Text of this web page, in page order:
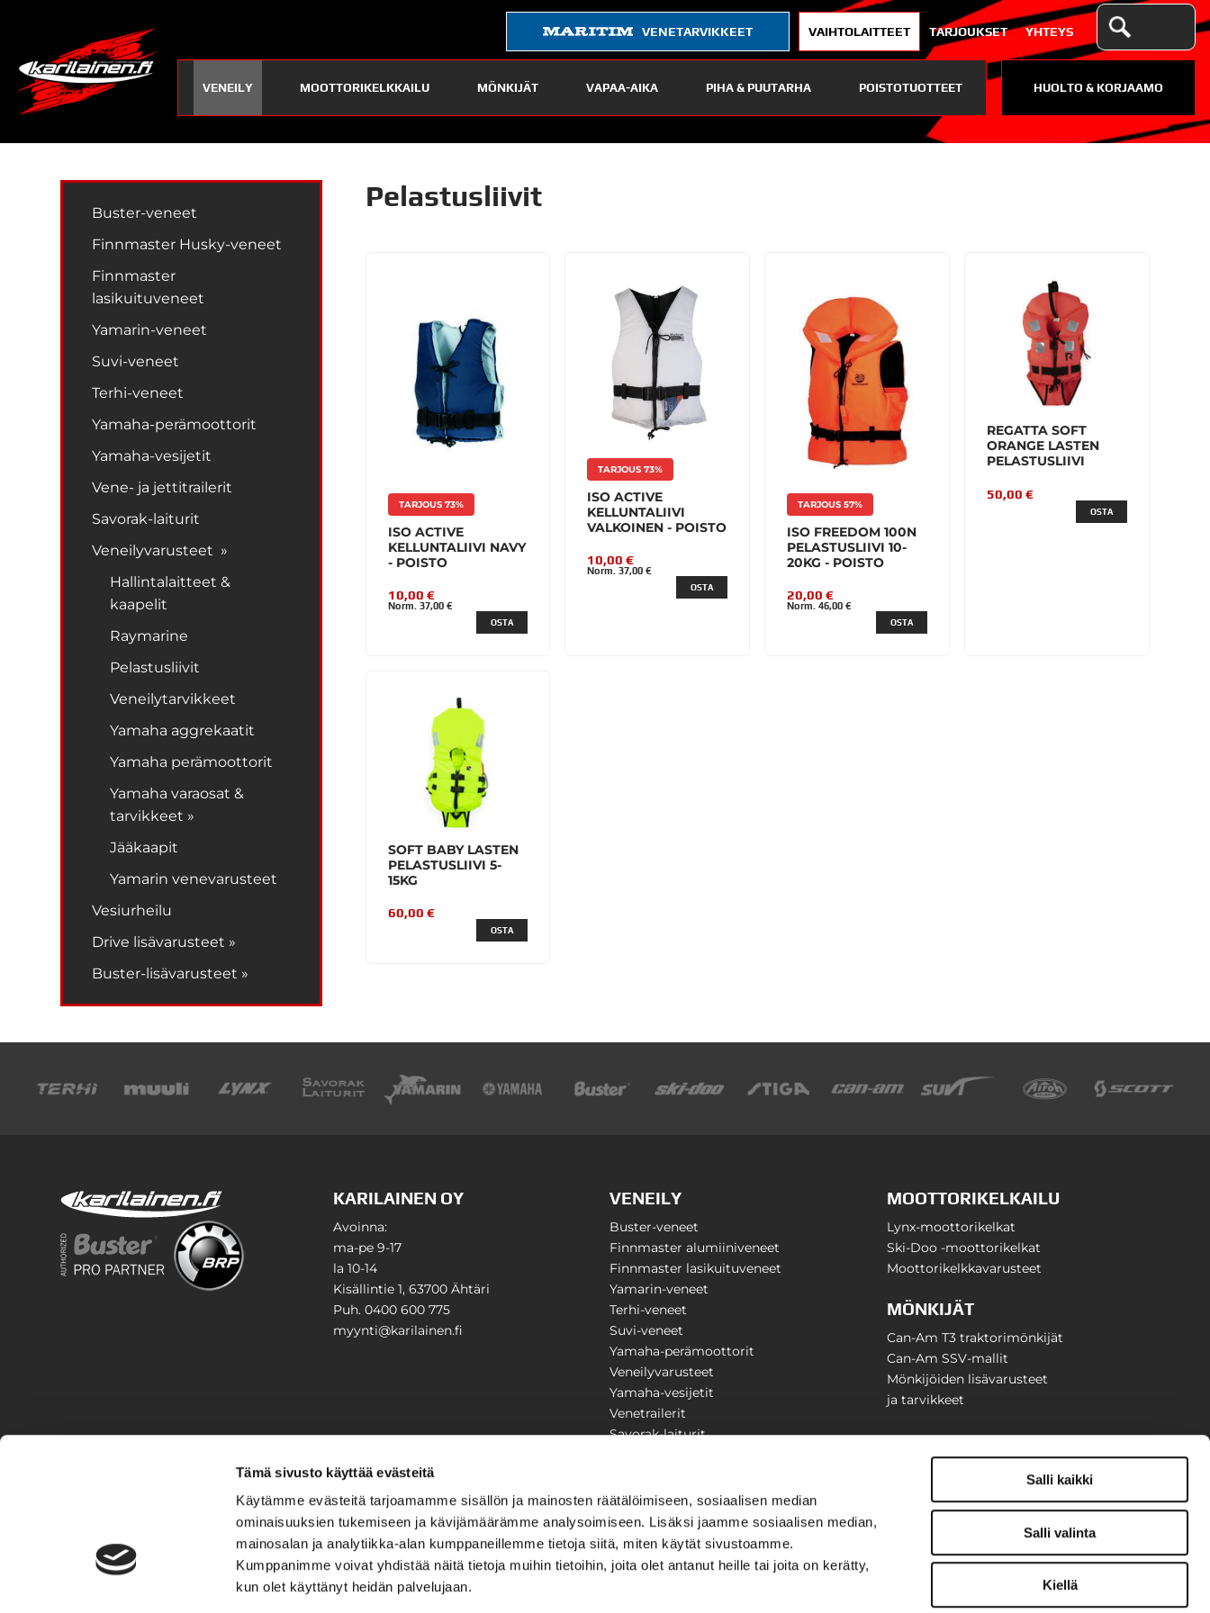
Tämä sivusto käyttää evästeitä
Käytämme evästeitä tarjoamamme sisällön ja mainosten räätälöimiseen, sosiaalisen median
ominaisuuksien tukemiseen ja kävijämäärämme analysoimiseen. Lisäksi jaamme sosiaalisen median,
mainosalan ja analytiikka-alan kumppaneillemme tietoja siitä, miten käytät sivustoamme.
Kumppanimme voivat yhdistää näitä tietoja muihin tietoihin, joita olet antanut heille tai joita on kerätty,
kun olet käyttänyt heidän palvelujaan.
Salli kaikki
Salli valinta
Kiellä
VENETARVIKKEET VAIHTOLAITTEET TARJOUKSET YHTEYS
VENEILY MOOTTORIKELKKAILU MÖNKIJÄT VAPAA-AIKA PIHA & PUUTARHA POISTOTUOTTEET HUOLTO & KORJAAMO
Buster-veneet
Finnmaster Husky-veneet
Finnmaster
lasikuituveneet
Yamarin-veneet
Suvi-veneet
Terhi-veneet
Yamaha-perämoottorit
Yamaha-vesijetit
Vene- ja jettitrailerit
Savorak-laiturit
Veneilyvarusteet »
Hallintalaitteet &
kaapelit
Raymarine
Pelastusliivit
Veneilytarvikkeet
Yamaha aggrekaatit
Yamaha perämoottorit
Yamaha varaosat &
tarvikkeet »
Jääkaapit
Yamarin venevarusteet
Vesiurheilu
Drive lisävarusteet »
Buster-lisävarusteet »
Pelastusliivit
TARJOUS 73%
ISO ACTIVE
KELLUNTALIIVI NAVY
- POISTO
10,00 €
Norm. 37,00 €
OSTA
TARJOUS 73%
ISO ACTIVE
KELLUNTALIIVI
VALKOINEN - POISTO
10,00 €
Norm. 37,00 €
OSTA
TARJOUS 57%
ISO FREEDOM 100N
PELASTUSLIIVI 10-
20KG - POISTO
20,00 €
Norm. 46,00 €
OSTA
REGATTA SOFT
ORANGE LASTEN
PELASTUSLIIVI
50,00 €
OSTA
SOFT BABY LASTEN
PELASTUSLIIVI 5-
15KG
60,00 €
OSTA
KARILAINEN OY
Avoinna:
ma-pe 9-17
la 10-14
Kisällintie 1, 63700 Ähtäri
Puh. 0400 600 775
myynti@karilainen.fi
VENEILY
Buster-veneet
Finnmaster alumiiniveneet
Finnmaster lasikuituveneet
Yamarin-veneet
Terhi-veneet
Suvi-veneet
Yamaha-perämoottorit
Veneilyvarusteet
Yamaha-vesijetit
Venetrailerit
Savorak-laiturit
MOOTTORIKELKAILU
Lynx-moottorikelkat
Ski-Doo -moottorikelkat
Moottorikelkkavarusteet
MÖNKIJÄT
Can-Am T3 traktorimönkijät
Can-Am SSV-mallit
Mönkijöiden lisävarusteet
ja tarvikkeet
PIHA & PUUTARHA
Stiga
VAIHTOLAITTEET
Veneet
Kelkat ja mönkijät
Yritysesittely
Yhteystiedot
Huolto ja korjaamo
Ajankohtaista